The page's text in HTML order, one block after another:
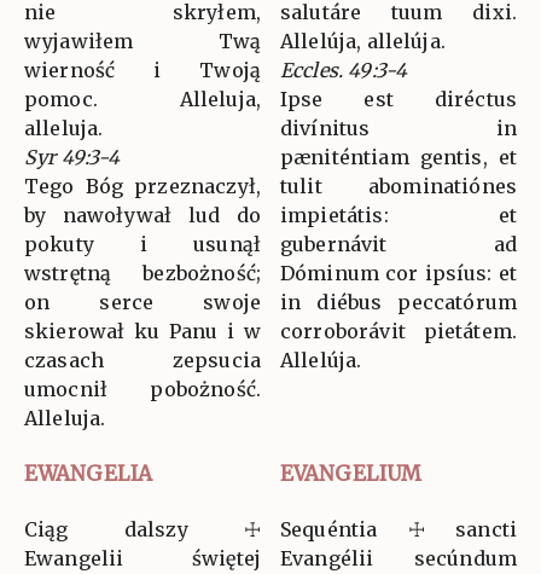
nie skryłem,
wyjawiłem Twą
wierność i Twoją
pomoc. Alleluja,
alleluja.
Syr 49:3-4
Tego Bóg przeznaczył,
by nawoływał lud do
pokuty i usunął
wstrętną bezbożność;
on serce swoje
skierował ku Panu i w
czasach zepsucia
umocnił pobożność.
Alleluja.
salutáre tuum dixi.
Allelúja, allelúja.
Eccles. 49:3-4
Ipse est diréctus
divínitus in
pæniténtiam gentis, et
tulit abominatiónes
impietátis: et
gubernávit ad
Dóminum cor ipsíus: et
in diébus peccatórum
corroborávit pietátem.
Allelúja.
EWANGELIA EVANGELIUM
Ciąg dalszy ☩
Ewangelii świętej
Sequéntia ☩ sancti
Evangélii secúndum